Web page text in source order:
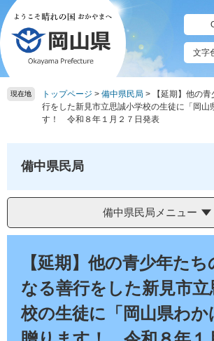
ペ
ー
ジ
の
先
頭
メ
ニ
ュ
ー
を
飛
文字
現在地 トップページ > 備中県民局 >
【延期】他の
行をした新見市立思誠小学校の生徒に「岡山
す！ 令和８年１月２７日発表
備中県民局
備中県民局メニュー
【延期】他の青少年たち
なる善行をした新見市立
校の生徒に「岡山県わか